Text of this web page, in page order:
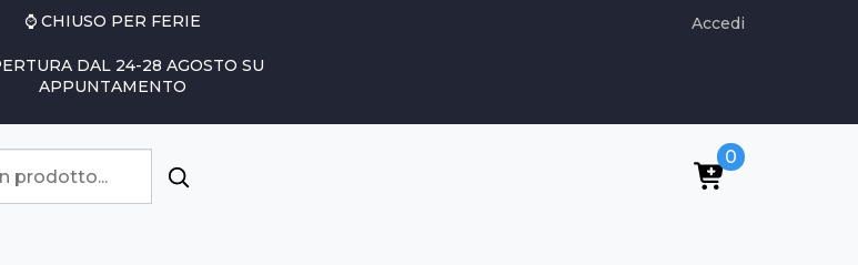
⌚ CHIUSO PER FERIE
DAL 24-28 AGOSTO SU
APPUNTAMENTO
Accedi
0